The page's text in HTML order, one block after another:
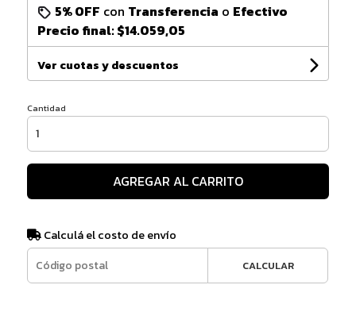
5% OFF con Transferencia o Efectivo
Precio final:$14.059,05
Ver cuotas y descuentos
Cantidad
AGREGAR AL CARRITO
Calculá el costo de envío
CALCULAR